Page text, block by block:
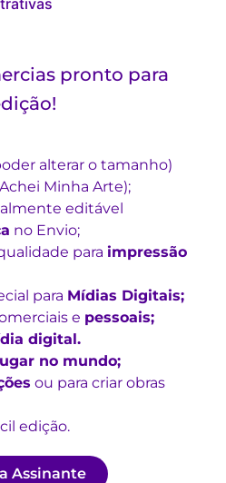
pronto para
alterar o tamanho)
Minha Arte);
editável
no Envio;
para impressão
para Mídias Digitais;
e pessoais;
digital.
no mundo;
ou para criar obras
edição.
Assinante